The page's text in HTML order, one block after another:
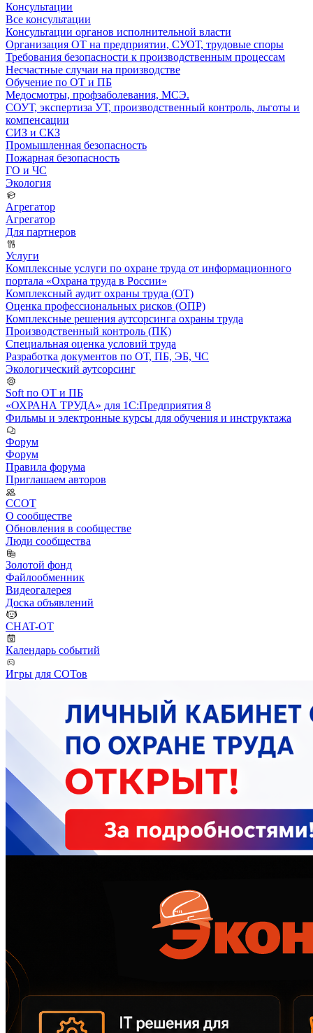
Консультации
Все консультации
Консультации органов исполнительной власти
Организация ОТ на предприятии, СУОТ, трудовые споры
Требования безопасности к производственным процессам
Несчастные случаи на производстве
Обучение по ОТ и ПБ
Медосмотры, профзаболевания, МСЭ.
СОУТ, экспертиза УТ, производственный контроль, льготы и
компенсации
СИЗ и СКЗ
Промышленная безопасность
Пожарная безопасность
ГО и ЧС
Экология
Агрегатор
Агрегатор
Для партнеров
Услуги
Комплексные услуги по охране труда от информационного
портала «Охрана труда в России»
Комплексный аудит охраны труда (ОТ)
Оценка профессиональных рисков (ОПР)
Комплексные решения аутсорсинга охраны труда
Производственный контроль (ПК)
Специальная оценка условий труда
Разработка документов по ОТ, ПБ, ЭБ, ЧС
Экологический аутсорсинг
Soft по ОТ и ПБ
«ОХРАНА ТРУДА» для 1С:Предприятия 8
Фильмы и электронные курсы для обучения и инструктажа
Форум
Форум
Правила форума
Приглашаем авторов
ССОТ
О сообществе
Обновления в сообществе
Люди сообщества
Золотой фонд
Файлообменник
Видеогалерея
Доска объявлений
CHAT-OT
Календарь событий
Игры для СОТов